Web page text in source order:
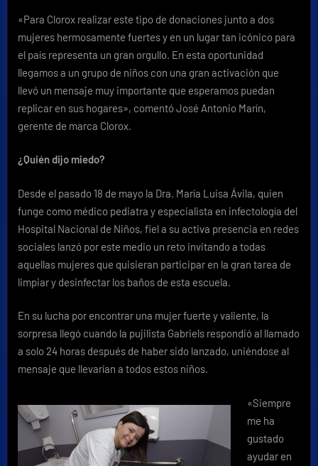
«Para Clorox realizar este tipo de donaciones junto a dos
mujeres hermosamente fuertes y en un lugar tan icónico para
el país representa un gran orgullo. En esta oportunidad
llegamos a un grupo de niños con una gran activación que
llevó un mensaje muy importante que esperamos puedan
replicar en sus hogares», comentó José Antonio Marín,
gerente de marca Clorox.
¿Quién dijo miedo?
Desde el pasado 18 de mayo la Dra. María Luisa Ávila, quien
funge como médico pediatra y especialista en infectología del
Hospital Nacional de Niños, fiel a su activa presencia en redes
sociales lanzó por este medio un reto invitando a todas
aquellas mujeres que quisieran participar en la gran tarea de
limpiar y desinfectar los baños de esta escuela.
En su lucha por encontrar una mujer fuerte y valiente, la
sorpresa llegó cuando la pujilista Gabriels respondió al llamado
a solo 24 horas después de haber sido lanzado, uniéndose al
mensaje que llevarían a todos estos niños.
«Siempre
me ha
gustado
ayudar en